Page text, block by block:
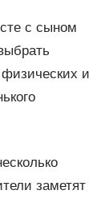
с сыном
и
заметят